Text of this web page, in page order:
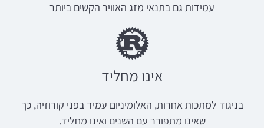
עמידות גם בתנאי מזג האוויר הקשים ביותר
אינו מחליד
בניגוד למתכות אחרות, האלומיניום עמיד בפני קורוזיה, כך
שאינו מתפורר עם השנים ואינו מחליד.